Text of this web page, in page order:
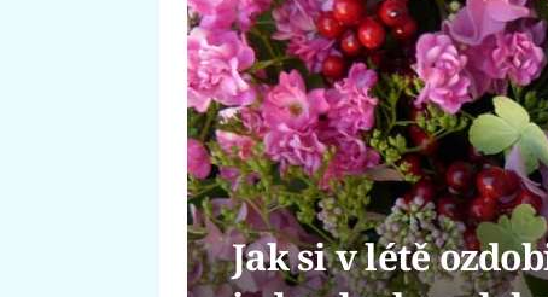
Jak si v létě